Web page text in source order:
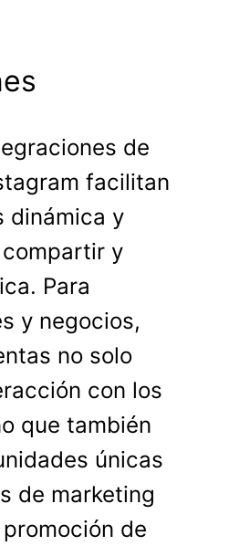
de
facilitan
dinámica y
y
Para
y negocios,
no solo
con los
que también
únicas
de marketing
de